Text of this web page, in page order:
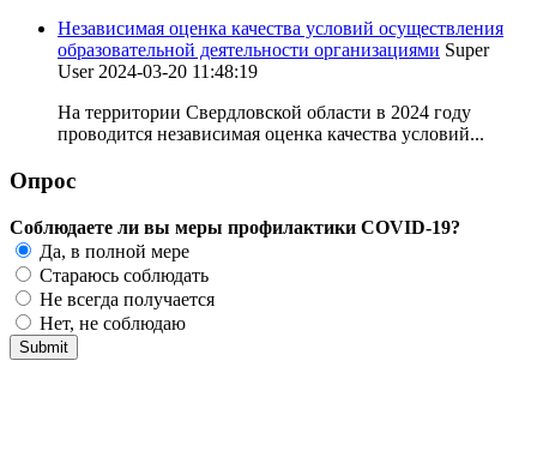
Независимая оценка качества условий осуществления
образовательной деятельности организациями Super
User 2024-03-20 11:48:19
На территории Свердловской области в 2024 году
проводится независимая оценка качества условий...
Опрос
Соблюдаете ли вы меры профилактики COVID-19?
Да, в полной мере
Стараюсь соблюдать
Не всегда получается
Нет, не соблюдаю